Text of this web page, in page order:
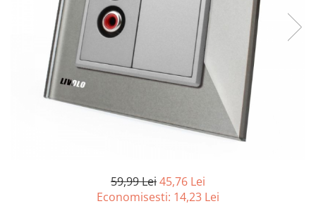
59,99 Lei45,76 Lei
Economisesti: 14,23 Lei